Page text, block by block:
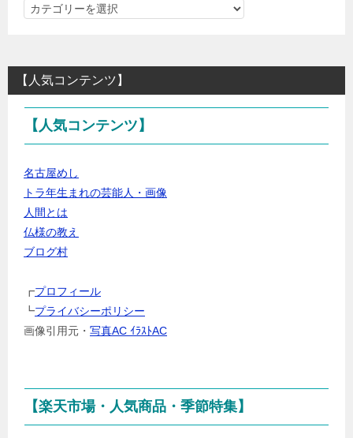
気
る
カ
テ
リ
ー・
ル
択
【人気コンテンツ】
【人気コンテンツ】
名古屋めし
トラ年生まれの芸能人・画像
人間とは
仏様の教え
ブログ村
┏プロフィール
┗プライバシーポリシー
画像引用元・ 写真AC ｲﾗｽﾄAC
【楽天市場・人気商品・季節特集】